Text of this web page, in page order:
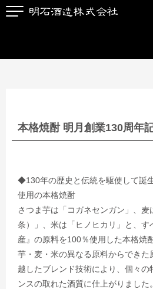
本格焼酎 明月創業130周年
◆130年の歴史と伝統を駆使して誕
使用の本格焼酎
さつま芋は「コガネセンガン」、麦
条）」、米は「ヒノヒカリ」と、
産』の原料を100％使用した本格焼酎
芋・麦・米の異なる原料からでき
越したブレンド技術により、個々の
ンスの取れた酒質に仕上がりまし